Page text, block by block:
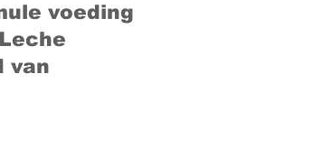
voeding
van